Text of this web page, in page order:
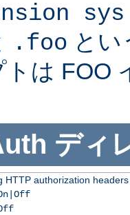
.foo と
は FOO
ディ
HTTP authorization